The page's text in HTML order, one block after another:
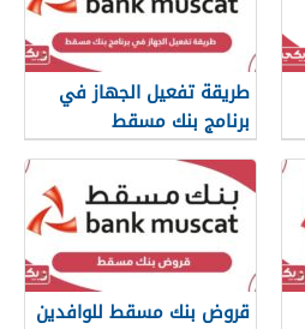
طريقة تفعيل الجهاز في
برنامج بنك مسقط
قروض بنك مسقط للوافدين